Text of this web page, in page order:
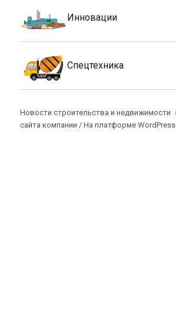
Инновации
Спецтехника
Новости строительства и недвижимости
сайта компании /На платформе WordPress